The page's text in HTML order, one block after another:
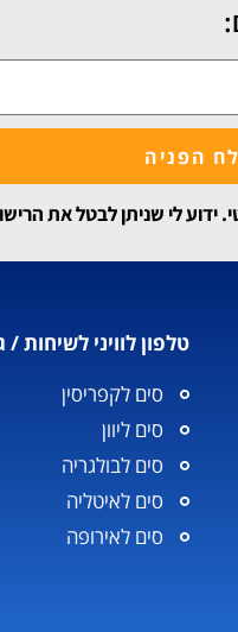
ידוע לי שניתן לבטל את
הפניה
טלפון לוויני לשיחות /
סים לקפריסין
סים ליוון
סים לבולגריה
סים לאיטליה
סים לאירופה